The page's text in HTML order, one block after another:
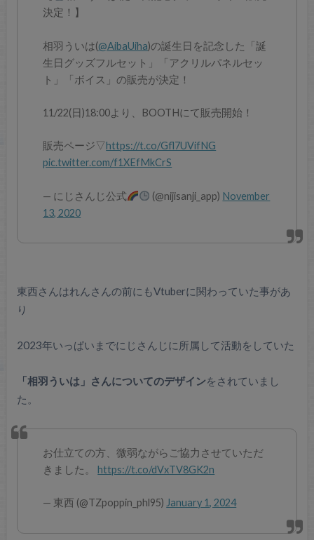
決定！】
相羽ういは(@AibaUiha)の誕生日を記念した「誕
生日グッズフルセット」「アクリルパネルセッ
ト」「ボイス」の販売が決定！
11/22(日)18:00より、BOOTHにて販売開始！
販売ページ▽https://t.co/Gfl7UVifNG
pic.twitter.com/f1XEfMkCrS
— にじさんじ公式 (@nijisanji_app) November
13, 2020
東西さんはれんさんの前にもVtuberに関わっていた事があ
り
2023年いっぱいまでにじさんじに所属して活動をしていた
「相羽ういは」さんについてのデザインをされていまし
た。
お仕立ての方、微弱ながらご協力させていただ
きました。https://t.co/dVxTV8GK2n
— 東西 (@TZpoppin_phl95) January 1, 2024